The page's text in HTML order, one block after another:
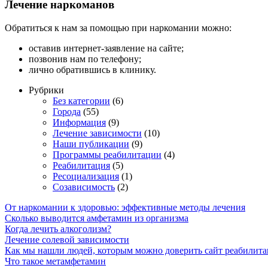
Лечение наркоманов
Обратиться к нам за помощью при наркомании можно:
оставив интернет-заявление на сайте;
позвонив нам по телефону;
лично обратившись в клинику.
Рубрики
Без категории (6)
Города (55)
Информация (9)
Лечение зависимости (10)
Наши публикации (9)
Программы реабилитации (4)
Реабилитация (5)
Ресоциализация (1)
Созависимость (2)
От наркомании к здоровью: эффективные методы лечения
Сколько выводится амфетамин из организма
Когда лечить алкоголизм?
Лечение солевой зависимости
Как мы нашли людей, которым можно доверить сайт
Что такое метамфетамин